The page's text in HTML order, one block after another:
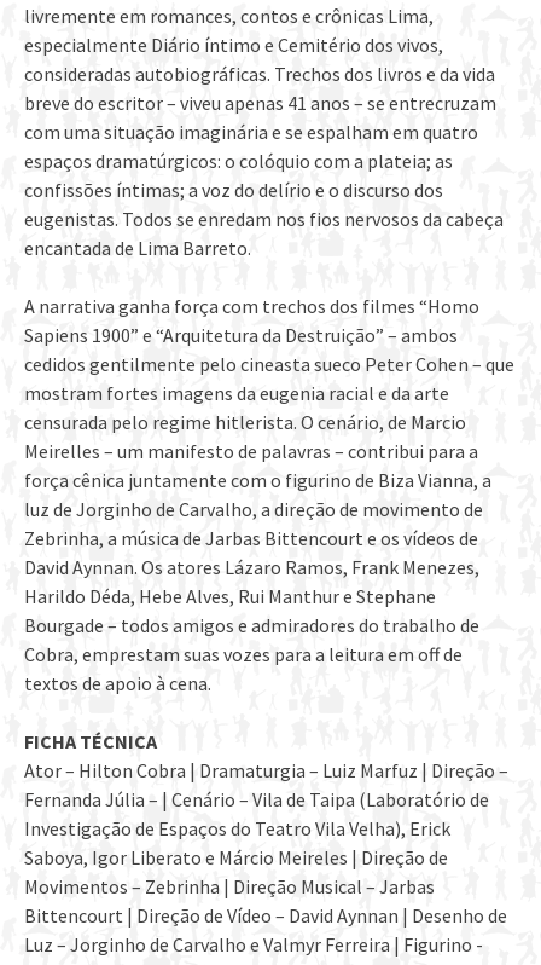
livremente em romances, contos e crônicas Lima,
especialmente Diário íntimo e Cemitério dos vivos,
consideradas autobiográficas. Trechos dos livros e da vida
breve do escritor – viveu apenas 41 anos – se entrecruzam
com uma situação imaginária e se espalham em quatro
espaços dramatúrgicos: o colóquio com a plateia; as
confissões íntimas; a voz do delírio e o discurso dos
eugenistas. Todos se enredam nos fios nervosos da cabeça
encantada de Lima Barreto.
A narrativa ganha força com trechos dos filmes “Homo
Sapiens 1900” e “Arquitetura da Destruição” – ambos
cedidos gentilmente pelo cineasta sueco Peter Cohen – que
mostram fortes imagens da eugenia racial e da arte
censurada pelo regime hitlerista. O cenário, de Marcio
Meirelles – um manifesto de palavras – contribui para a
força cênica juntamente com o figurino de Biza Vianna, a
luz de Jorginho de Carvalho, a direção de movimento de
Zebrinha, a música de Jarbas Bittencourt e os vídeos de
David Aynnan. Os atores Lázaro Ramos, Frank Menezes,
Harildo Déda, Hebe Alves, Rui Manthur e Stephane
Bourgade – todos amigos e admiradores do trabalho de
Cobra, emprestam suas vozes para a leitura em off de
textos de apoio à cena.
FICHA TÉCNICA
Ator – Hilton Cobra | Dramaturgia – Luiz Marfuz | Direção –
Fernanda Júlia – | Cenário – Vila de Taipa (Laboratório de
Investigação de Espaços do Teatro Vila Velha), Erick
Saboya, Igor Liberato e Márcio Meireles | Direção de
Movimentos – Zebrinha | Direção Musical – Jarbas
Bittencourt | Direção de Vídeo – David Aynnan | Desenho de
Luz – Jorginho de Carvalho e Valmyr Ferreira | Figurino -